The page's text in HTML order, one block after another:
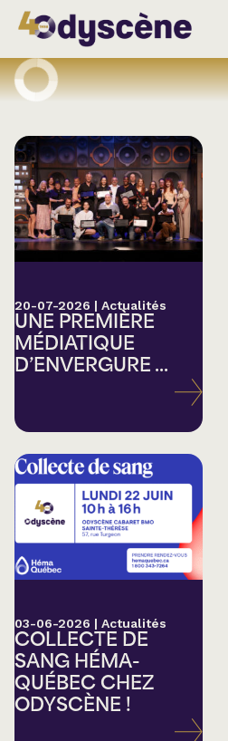
20-07-2026 | Actualités
UNE PREMIÈRE
MÉDIATIQUE
D’ENVERGURE ...
03-06-2026 | Actualités
COLLECTE DE
SANG HÉMA-
QUÉBEC CHEZ
ODYSCÈNE !